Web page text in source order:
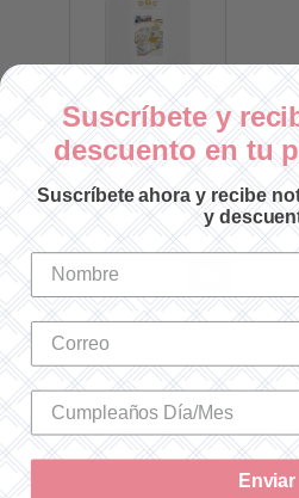
CARTA DE COLORES DIAMANT Y
DIAMANT GRANDE
SKU: W380B
$2,085.00 MXN
-
SOLO ENVÍOS A
Suscríbete y
descuento en tu
Suscríbete ahora y recibe
y
Enviar